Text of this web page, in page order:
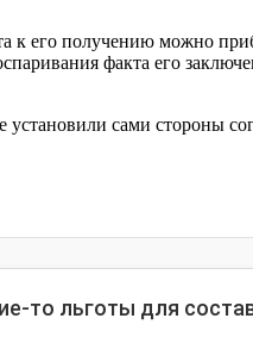
к его получению можно
факта его
установили сами стороны
то льготы для